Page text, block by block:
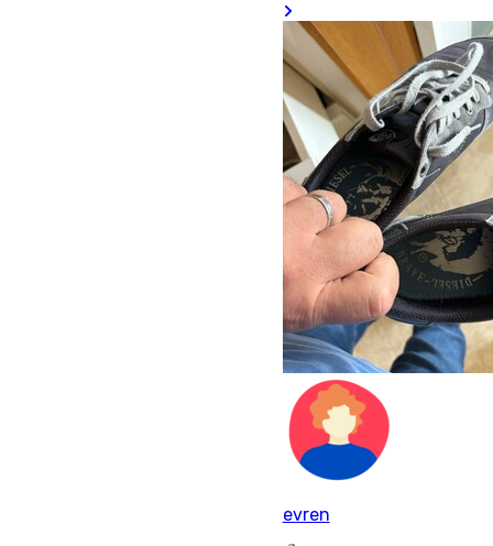
evren